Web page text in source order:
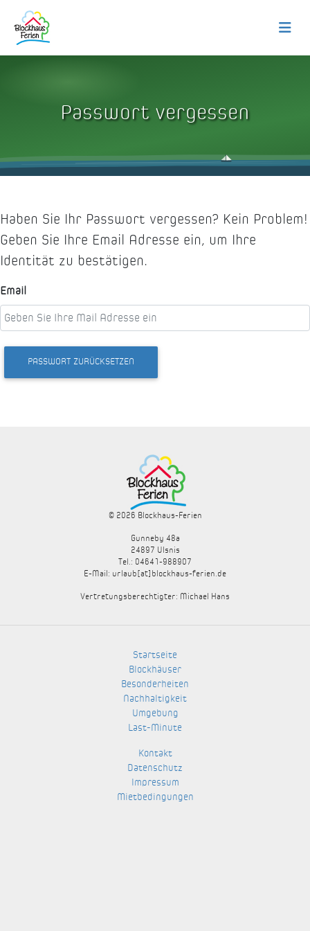
Passwort vergessen
Haben Sie Ihr Passwort vergessen? Kein Problem!
Geben Sie Ihre Email Adresse ein, um Ihre
Identität zu bestätigen.
Email
PASSWORT ZURÜCKSETZEN
© 2026 Blockhaus-Ferien
Gunneby 48a
24897 Ulsnis
Tel.: 04641-988907
E-Mail: urlaub[at]blockhaus-ferien.de
Vertretungsberechtigter: Michael Hans
Startseite
Blockhäuser
Besonderheiten
Nachhaltigkeit
Umgebung
Last-Minute
Kontakt
Datenschutz
Impressum
Mietbedingungen